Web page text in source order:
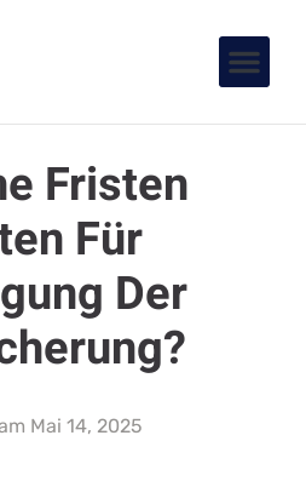
Fristen
Für
Der
Mai 14, 2025